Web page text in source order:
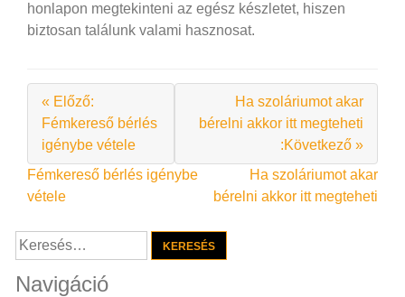
honlapon megtekinteni az egész készletet, hiszen
biztosan találunk valami hasznosat.
« Előző:
Fémkereső bérlés
igénybe vétele
Ha szoláriumot akar
bérelni akkor itt megteheti
:Következő »
Bejegyzés
navigáció
Fémkereső bérlés igénybe
vétele
Ha szoláriumot akar
bérelni akkor itt megteheti
Keresés:
Navigáció